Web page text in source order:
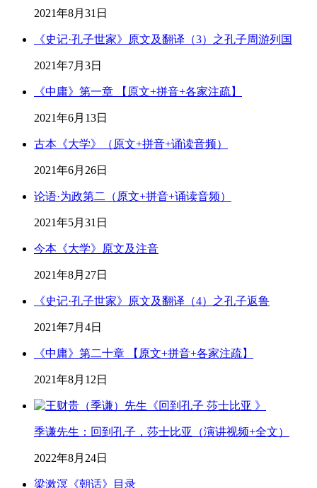
2021年8月31日
《史记·孔子世家》原文及翻译（3）之孔子周游列国
2021年7月3日
《中庸》第一章 【原文+拼音+各家注疏】
2021年6月13日
古本《大学》（原文+拼音+诵读音频）
2021年6月26日
论语·为政第二（原文+拼音+诵读音频）
2021年5月31日
今本《大学》原文及注音
2021年8月27日
《史记·孔子世家》原文及翻译（4）之孔子返鲁
2021年7月4日
《中庸》第二十章 【原文+拼音+各家注疏】
2021年8月12日
季谦先生：回到孔子，莎士比亚（演讲视频+全文）
2022年8月24日
梁漱溟《朝话》目录